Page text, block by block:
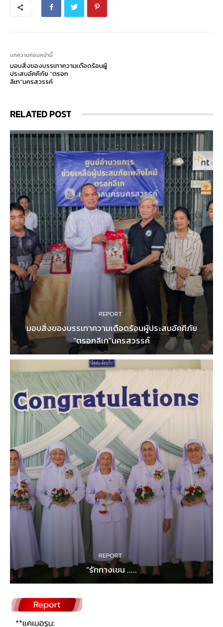
บทความก่อนหน้านี้
มอบสิ่งของบรรเทาความเดือดร้อนผู้
ประสบอัคคีภัย “ตรอก
ลิเก”นครสวรรค์
RELATED POST
REPORT
มอบสิ่งของบรรเทาความเดือดร้อนผู้ประสบอัคคีภัย
“ตรอกลิเก”นครสวรรค์
REPORT
“รักกางเขน .....